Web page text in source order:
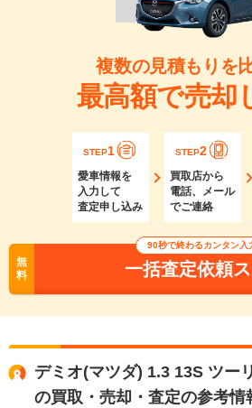
複数の見積もりを
最高額で売却
STEP1
愛車情報を
入力して
査定申し込み
STEP2
買取店から
電話、メール
でご連絡
無
料
90秒で終わるカンタン入
一括査定依頼
デミオ(マツダ) 1.3 13S ツー
の買取・売却・査定の参考情